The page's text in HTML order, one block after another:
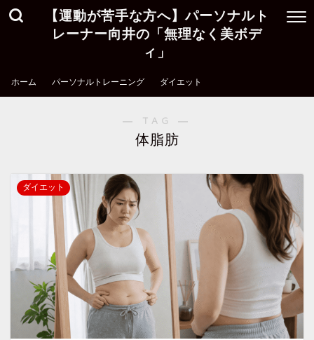
【運動が苦手な方へ】パーソナルト
レーナー向井の「無理なく美ボデ
ィ」
ホーム パーソナルトレーニング ダイエット
― TAG ―
体脂肪
ダイエット